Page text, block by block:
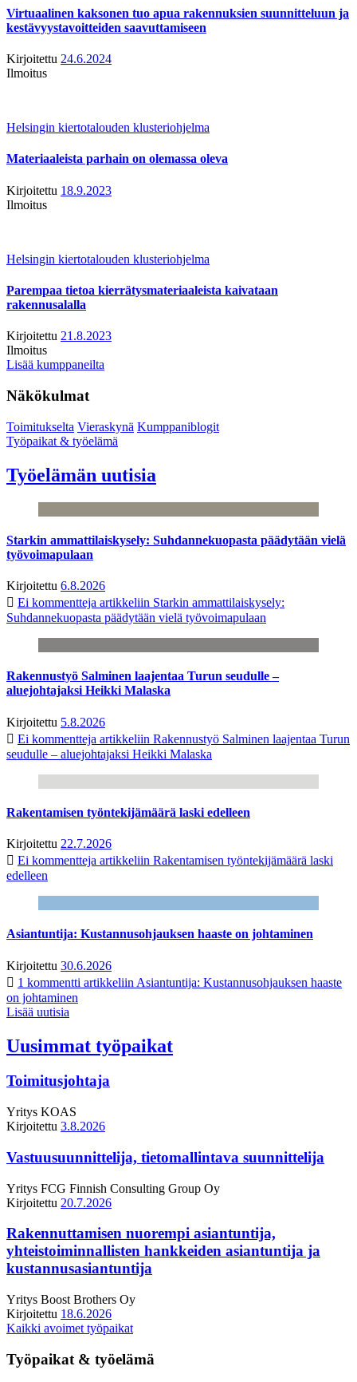
Virtuaalinen kaksonen tuo apua rakennuksien suunnitteluun ja
kestävyystavoitteiden saavuttamiseen
Kirjoitettu 24.6.2024
Ilmoitus
Helsingin kiertotalouden klusteriohjelma
Materiaaleista parhain on olemassa oleva
Kirjoitettu 18.9.2023
Ilmoitus
Helsingin kiertotalouden klusteriohjelma
Parempaa tietoa kierrätysmateriaaleista kaivataan
rakennusalalla
Kirjoitettu 21.8.2023
Ilmoitus
Lisää kumppaneilta
Näkökulmat
Toimitukselta Vieraskynä Kumppaniblogit
Työpaikat & työelämä
Työelämän uutisia
Starkin ammattilaiskysely: Suhdannekuopasta päädytään vielä
työvoimapulaan
Kirjoitettu 6.8.2026
Ei kommentteja artikkeliin Starkin ammattilaiskysely:
Suhdannekuopasta päädytään vielä työvoimapulaan
Rakennustyö Salminen laajentaa Turun seudulle –
aluejohtajaksi Heikki Malaska
Kirjoitettu 5.8.2026
Ei kommentteja artikkeliin Rakennustyö Salminen laajentaa Turun
seudulle – aluejohtajaksi Heikki Malaska
Rakentamisen työntekijämäärä laski edelleen
Kirjoitettu 22.7.2026
Ei kommentteja artikkeliin Rakentamisen työntekijämäärä laski
edelleen
Asiantuntija: Kustannusohjauksen haaste on johtaminen
Kirjoitettu 30.6.2026
1 kommentti artikkeliin Asiantuntija: Kustannusohjauksen haaste
on johtaminen
Lisää uutisia
Uusimmat työpaikat
Toimitusjohtaja
Yritys KOAS
Kirjoitettu 3.8.2026
Vastuusuunnittelija, tietomallintava suunnittelija
Yritys FCG Finnish Consulting Group Oy
Kirjoitettu 20.7.2026
Rakennuttamisen nuorempi asiantuntija,
yhteistoiminnallisten hankkeiden asiantuntija ja
kustannusasiantuntija
Yritys Boost Brothers Oy
Kirjoitettu 18.6.2026
Kaikki avoimet työpaikat
Työpaikat & työelämä